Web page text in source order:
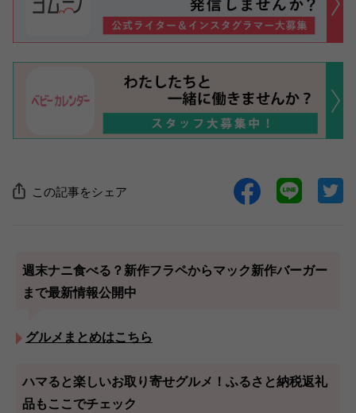
この記事をシェア
週末ナニ食べる？新作フラペからマック新作バーガー
まで最新情報公開中
グルメまとめはこちら
ハマると楽しいお取り寄せグルメ！ふるさと納税返礼
品もここでチェック